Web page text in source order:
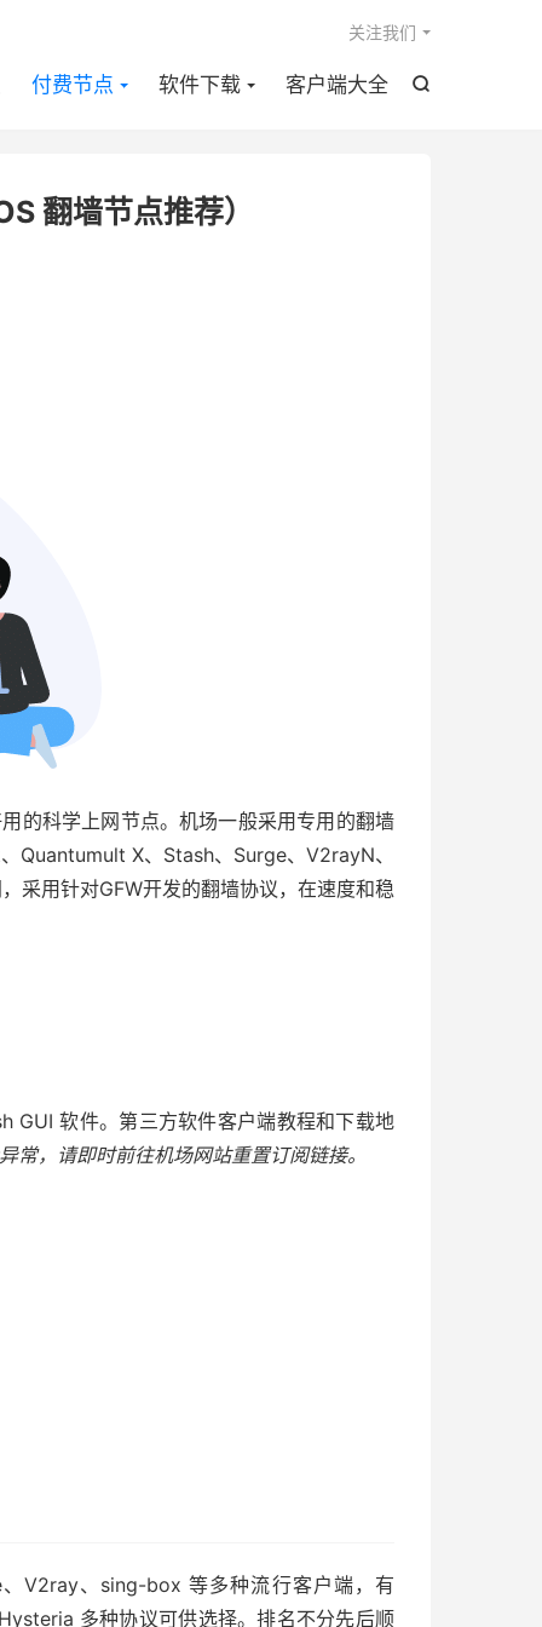

付费节点 软件下载 客户端大全
关注我们
翻墙节点推荐）
的科学上网节点。机场一般采用专用的翻墙
X、Stash、Surge、V2rayN、
用针对GFW开发的翻墙协议，在速度和稳
GUI 软件。第三方软件客户端教程和下载地
，请即时前往机场网站重置订阅链接。
V2ray、sing-box 等多种流行客户端，有
多种协议可供选择。排名不分先后顺